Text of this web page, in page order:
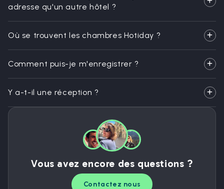
adresse qu'un autre hôtel ?
Où se trouvent les chambres Hotiday ?
Comment puis-je m'enregistrer ?
Y a-t-il une réception ?
Vous avez encore des questions ?
Contactez nous